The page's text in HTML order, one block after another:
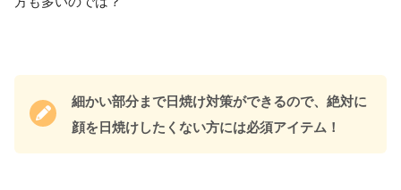
細かい部分まで日焼け対策ができるので、絶対に
顔を日焼けしたくない方には必須アイテム！